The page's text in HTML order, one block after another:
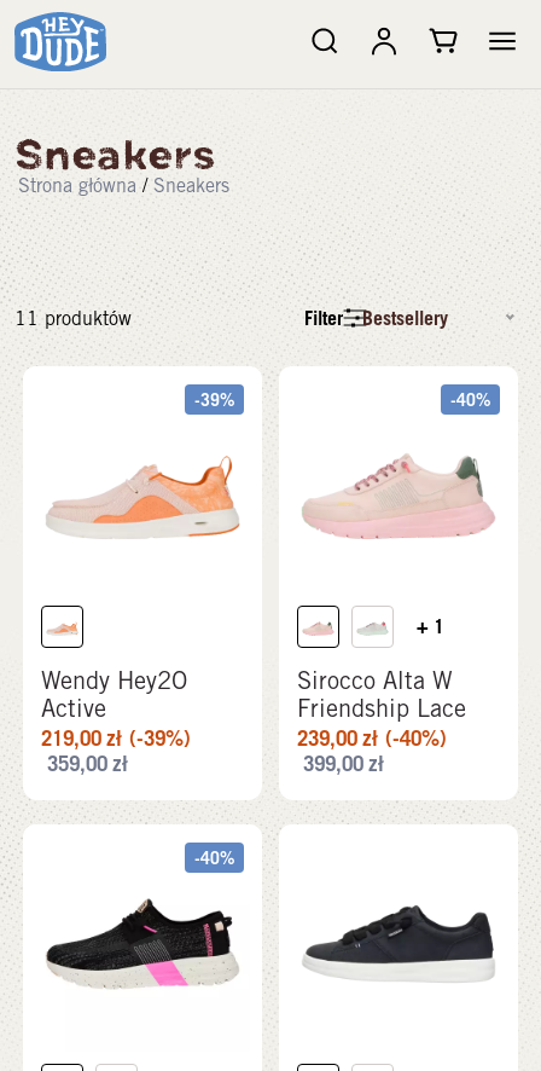
Sneakers
Strona główna / Sneakers
11produktów Filter Bestsellery
-39%
Wendy Hey2O
Active
219,00zł (-39%)
359,00zł
-40%
+ 1
Sirocco Alta W
Friendship Lace
239,00zł (-40%)
399,00zł
-40%